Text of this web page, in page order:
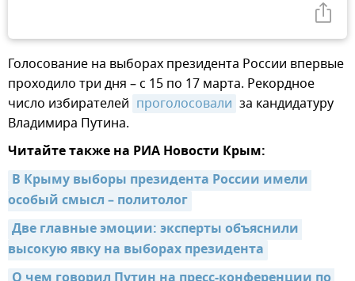
Голосование на выборах президента России впервые
проходило три дня – с 15 по 17 марта. Рекордное
число избирателей проголосовали за кандидатуру
Владимира Путина.
Читайте также на РИА Новости Крым:
В Крыму выборы президента России имели
особый смысл – политолог
Две главные эмоции: эксперты объяснили
высокую явку на выборах президента